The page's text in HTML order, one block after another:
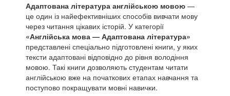
Адаптована література англійською мовою —
це один із найефективніших способів вивчати мову
через читання цікавих історій. У категорії
«Англійська мова — Адаптована література»
представлені спеціально підготовлені книги, у яких
тексти адаптовані відповідно до рівня володіння
мовою. Такі книги дозволяють студентам читати
англійською вже на початкових етапах навчання та
поступово покращувати мовні навички.